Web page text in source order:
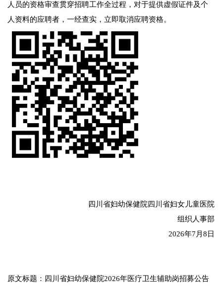
人员的资格审查贯穿招聘工作全过程，对于提供虚假证件及个
人资料的应聘者，一经查实，立即取消应聘资格。
四川省妇幼保健院四川省妇女儿童医院
组织人事部
2026年7月8日
原文标题：四川省妇幼保健院2026年医疗卫生辅助岗招募公告